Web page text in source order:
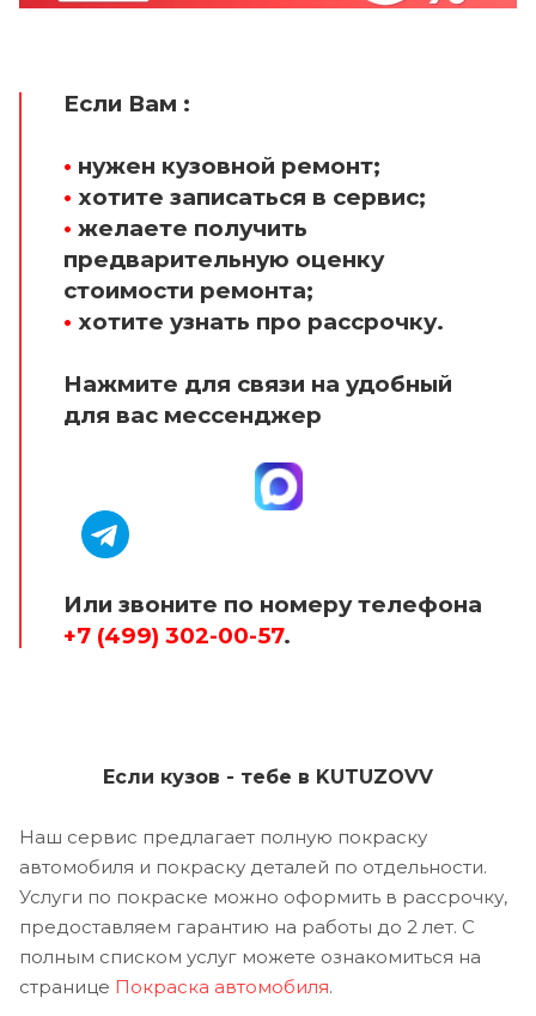
Если Вам :
• нужен кузовной ремонт;
• хотите записаться в сервис;
• желаете получить
предварительную оценку
стоимости ремонта;
• хотите узнать про рассрочку.
Нажмите для связи на удобный
для вас мессенджер
Или звоните по номеру телефона
+7 (499) 302-00-57.
Если кузов - тебе в KUTUZOVV
Наш сервис предлагает полную покраску
автомобиля и покраску деталей по отдельности.
Услуги по покраске можно оформить в рассрочку,
предоставляем гарантию на работы до 2 лет. С
полным списком услуг можете ознакомиться на
странице Покраска автомобиля.